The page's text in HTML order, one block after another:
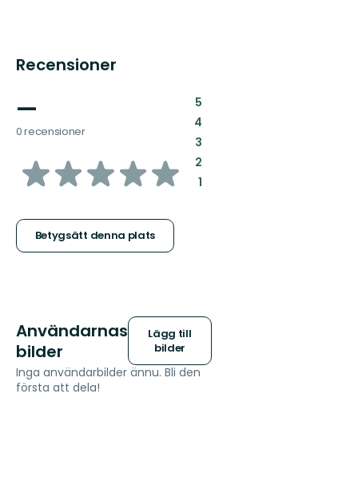
Recensioner
—
0 recensioner
av
stjärnor
Betygsätt denna plats
5:
4:
3:
2:
1:
Användarnas
bilder
Lägg till
bilder
Inga användarbilder ännu. Bli den
första att dela!